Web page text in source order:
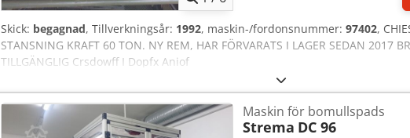
Skick: begagnad, Tillverkningsår: 1992, maskin-/fordonsnummer: 97402,
STANSNING KRAFT 60 TON. NY REM, HAR FÖRVARATS I LAGER SEDAN 2017
TILLGÄNGLIG Crsdowff I Dopfx Aniof
Maskin för bomullspads
Strema DC 96